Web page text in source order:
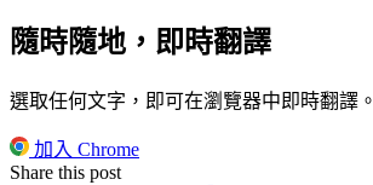
隨時隨地，即時翻譯
選取任何文字，即可在瀏覽器中即時翻譯。
加入 Chrome
Share this post